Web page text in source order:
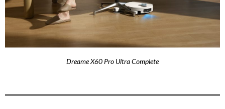
Dreame X60 Pro Ultra Complete